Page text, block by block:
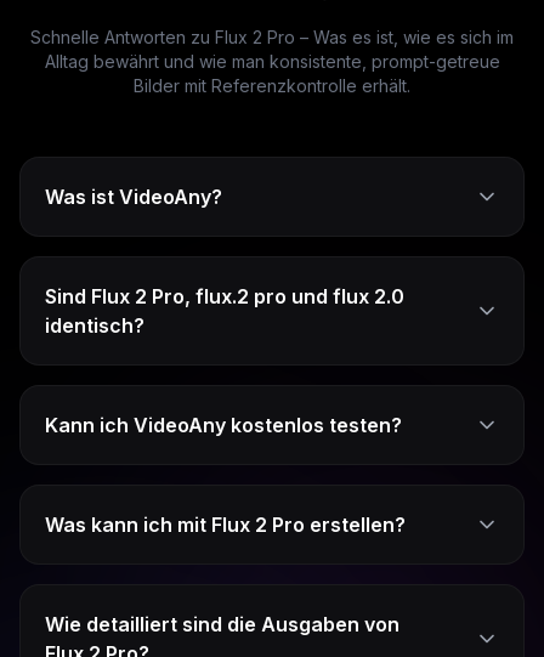
Schnelle Antworten zu Flux 2 Pro – Was es ist, wie es sich im
Alltag bewährt und wie man konsistente, prompt-getreue
Bilder mit Referenzkontrolle erhält.
Was ist VideoAny?
Sind Flux 2 Pro, flux.2 pro und flux 2.0
identisch?
Kann ich VideoAny kostenlos testen?
Was kann ich mit Flux 2 Pro erstellen?
Wie detailliert sind die Ausgaben von